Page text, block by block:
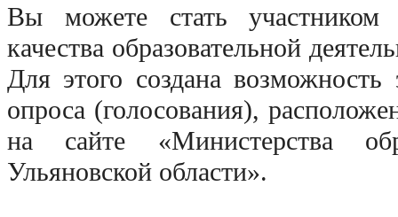
Вы можете стать участником
качества образовательной
Для этого создана возможность
опроса (голосования),
на сайте «Министерства
Ульяновской области».